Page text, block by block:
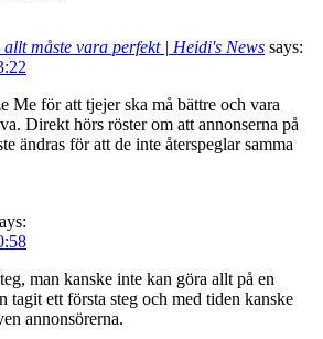
måste vara perfekt | Heidi's News says:
för att tjejer ska må bättre och vara
Direkt hörs röster om att annonserna på
ändras för att de inte återspeglar samma
man kanske inte kan göra allt på en
tagit ett första steg och med tiden kanske
annonsörerna.